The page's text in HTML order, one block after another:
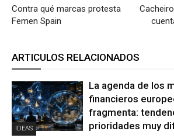
Contra qué marcas protesta
Femen Spain
ARTICULOS RELACIONADOS
IDEAS
La agenda de los
financieros
fragmenta:
prioridades muy